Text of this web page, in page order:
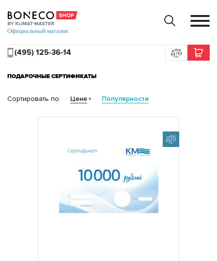
(495) 125-36-14
ПОДАРОЧНЫЕ СЕРТИФИКАТЫ
Сортировать по: Цене Популярности